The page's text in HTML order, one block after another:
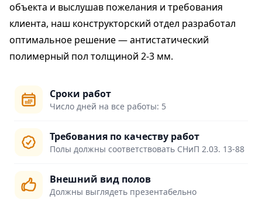
объекта и выслушав пожелания и требования
клиента, наш конструкторский отдел разработал
оптимальное решение — антистатический
полимерный пол толщиной 2-3 мм.
Сроки работ
Число дней на все работы: 5
Требования по качеству работ
Полы должны соответствовать СНиП 2.03. 13-88
Внешний вид полов
Должны выглядеть презентабельно